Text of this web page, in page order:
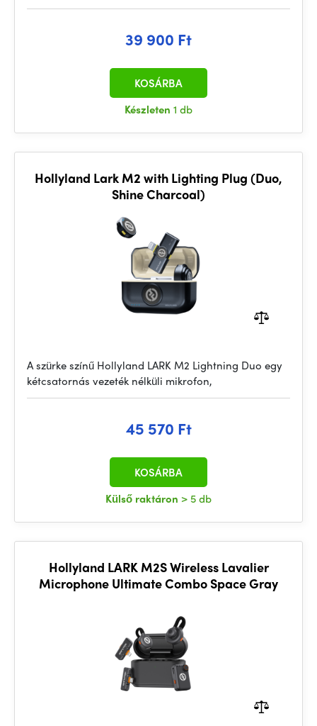
39 900 Ft
Készleten 1 db
KOSÁRBA
Hollyland Lark M2 with Lighting Plug (Duo,
Shine Charcoal)
A szürke színű Hollyland LARK M2 Lightning Duo egy
kétcsatornás vezeték nélküli mikrofon,
45 570 Ft
Külső raktáron > 5 db
KOSÁRBA
Hollyland LARK M2S Wireless Lavalier
Microphone Ultimate Combo Space Gray